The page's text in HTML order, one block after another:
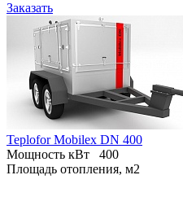
Заказать
Teplofor Mobilex DN 400
Мощность кВт
400
Площадь отопления, м2